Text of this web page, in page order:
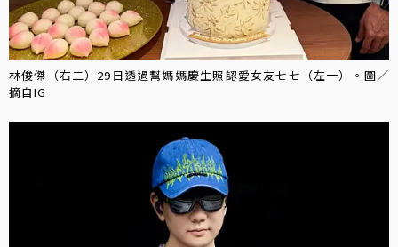
林俊傑（右二）29日透過幫媽媽慶生照認愛女友七七（左一）。圖／
摘自IG